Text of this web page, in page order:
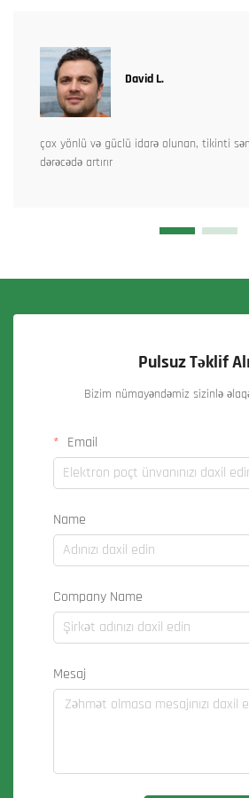
David L.
çox yönlü və güclü idarə olunan, tikinti
dərəcədə artırır
Pulsuz Təklif
Bizim nümayəndəmiz sizinlə
Email
Name
Company Name
Mesaj